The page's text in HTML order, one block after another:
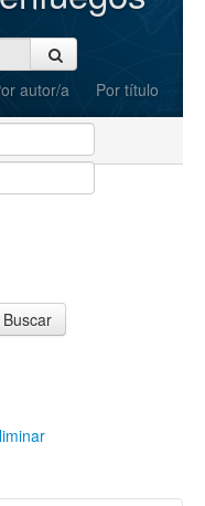
autor/a Por título